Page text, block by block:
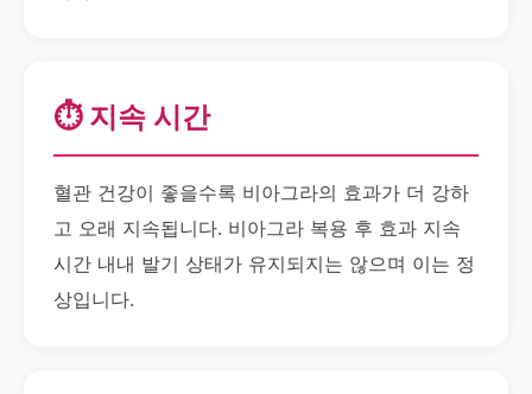
⏱️ 지속 시간
혈관 건강이 좋을수록 비아그라의 효과가 더 강하
고 오래 지속됩니다. 비아그라 복용 후 효과 지속
시간 내내 발기 상태가 유지되지는 않으며 이는 정
상입니다.